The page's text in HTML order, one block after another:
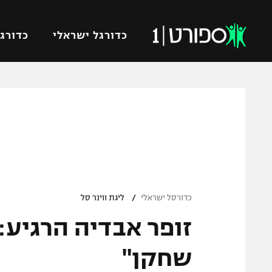
כדורגל ישראלי
ברחבה
"מעל הליגה" – פודקאסט
"מחצית בשכונה" – פודקאסט
מכבי
כדורסל ישראלי / ליגת ווינר סל
שחקן"